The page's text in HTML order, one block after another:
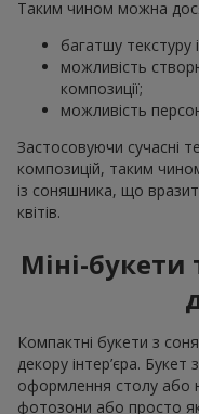
Таким чином можна
багатшу текстуру
можливість
композиції;
можливість
Застосовуючи сучасні
композицій, таким
із соняшника, що
квітів.
Міні-букети
Компактні букети з
декору інтер’єра.
оформлення столу або
фотозони або просто